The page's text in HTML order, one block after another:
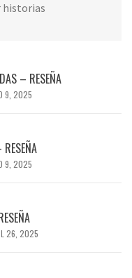
historias
– RESEÑA
9, 2025
9, 2025
26, 2025